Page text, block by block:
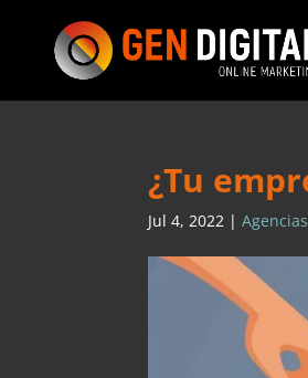
¿Tu
Jul 4, 2022 |